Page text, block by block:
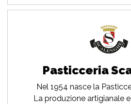
Pasticceria
Nel 1954 nasce la
La produzione artigianale